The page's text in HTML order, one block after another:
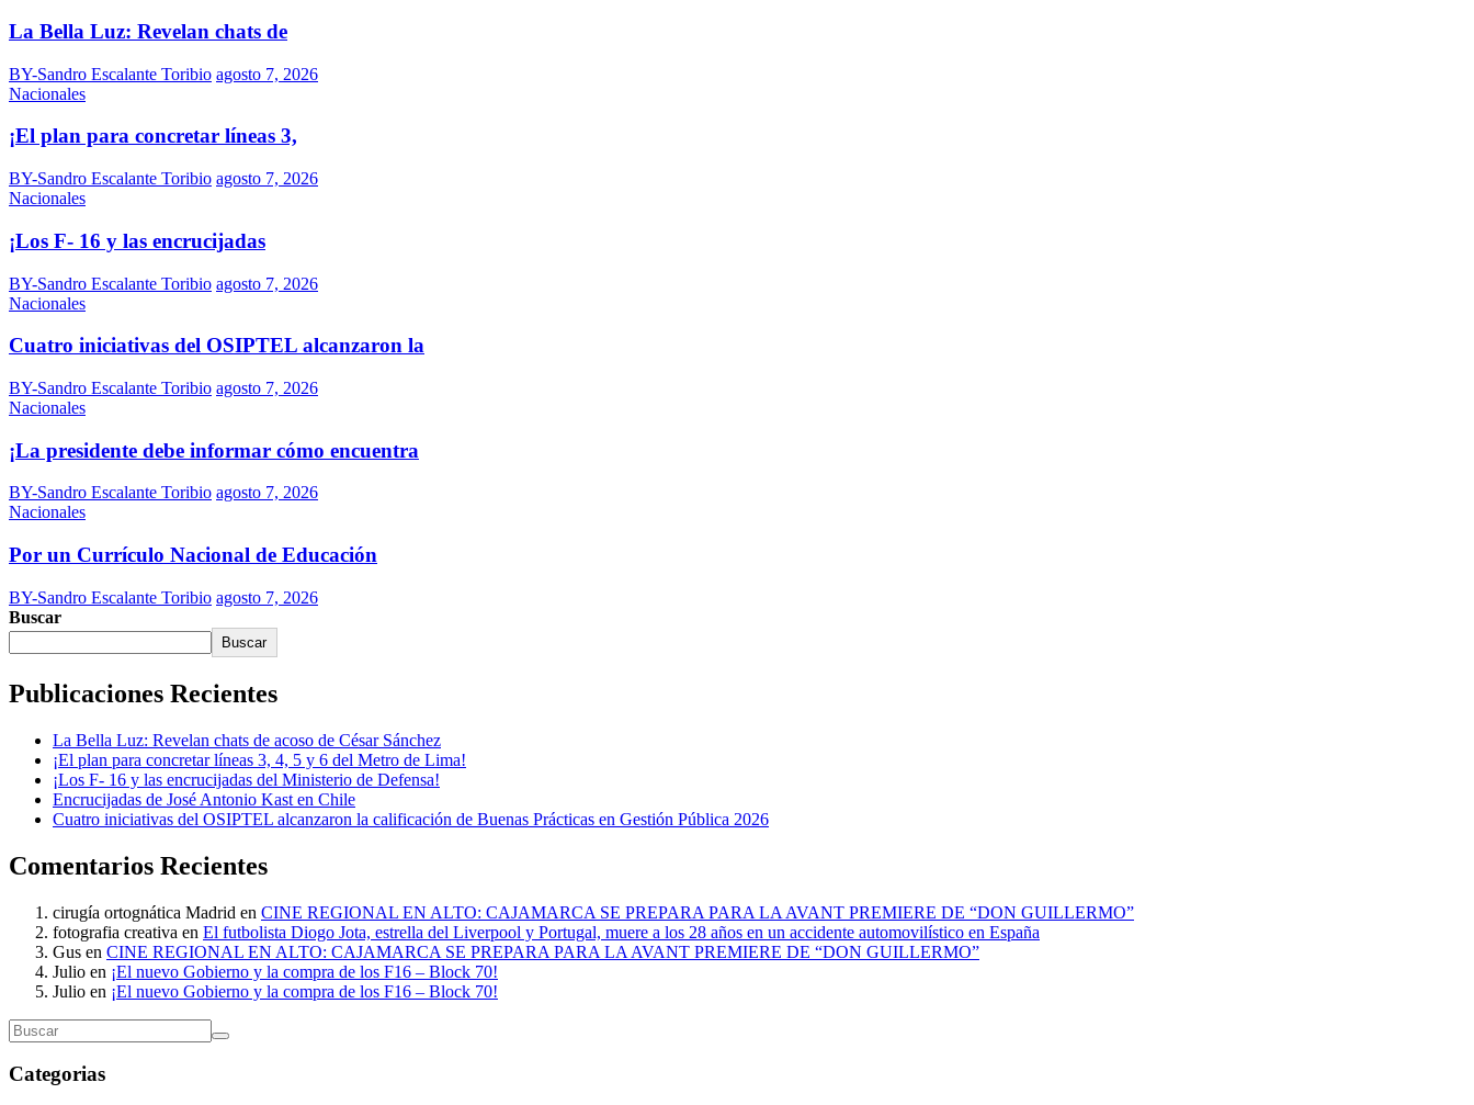
La Bella Luz: Revelan chats de
BY-Sandro Escalante Toribio agosto 7, 2026
Nacionales
¡El plan para concretar líneas 3,
BY-Sandro Escalante Toribio agosto 7, 2026
Nacionales
¡Los F- 16 y las encrucijadas
BY-Sandro Escalante Toribio agosto 7, 2026
Nacionales
Cuatro iniciativas del OSIPTEL alcanzaron la
BY-Sandro Escalante Toribio agosto 7, 2026
Nacionales
¡La presidente debe informar cómo encuentra
BY-Sandro Escalante Toribio agosto 7, 2026
Nacionales
Por un Currículo Nacional de Educación
BY-Sandro Escalante Toribio agosto 7, 2026
Buscar
Buscar
Publicaciones Recientes
La Bella Luz: Revelan chats de acoso de César Sánchez
¡El plan para concretar líneas 3, 4, 5 y 6 del Metro de Lima!
¡Los F- 16 y las encrucijadas del Ministerio de Defensa!
Encrucijadas de José Antonio Kast en Chile
Cuatro iniciativas del OSIPTEL alcanzaron la calificación de Buenas Prácticas en Gestión Pública 2026
Comentarios Recientes
cirugía ortognática Madrid en CINE REGIONAL EN ALTO: CAJAMARCA SE PREPARA PARA LA AVANT PREMIERE DE “DON GUILLERMO”
fotografia creativa en El futbolista Diogo Jota, estrella del Liverpool y Portugal, muere a los 28 años en un accidente automovilístico en España
Gus en CINE REGIONAL EN ALTO: CAJAMARCA SE PREPARA PARA LA AVANT PREMIERE DE “DON GUILLERMO”
Julio en ¡El nuevo Gobierno y la compra de los F16 – Block 70!
Julio en ¡El nuevo Gobierno y la compra de los F16 – Block 70!
Categorias